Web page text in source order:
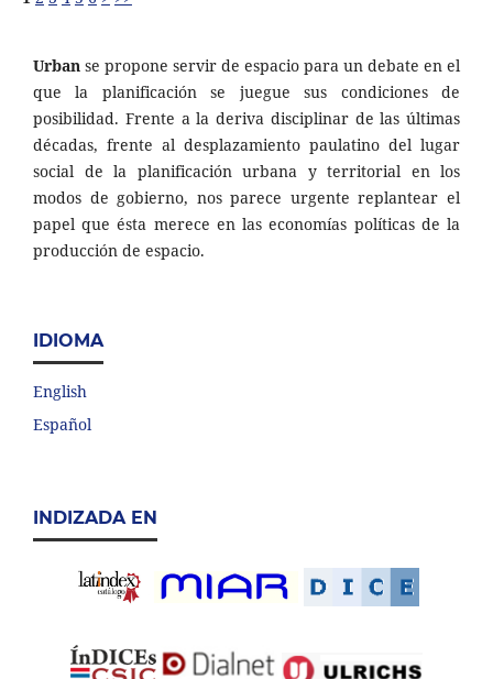
Urban se propone servir de espacio para un debate en el
que la planificación se juegue sus condiciones de
posibilidad. Frente a la deriva disciplinar de las últimas
décadas, frente al desplazamiento paulatino del lugar
social de la planificación urbana y territorial en los
modos de gobierno, nos parece urgente replantear el
papel que ésta merece en las economías políticas de la
producción de espacio.
IDIOMA
English
Español
INDIZADA EN